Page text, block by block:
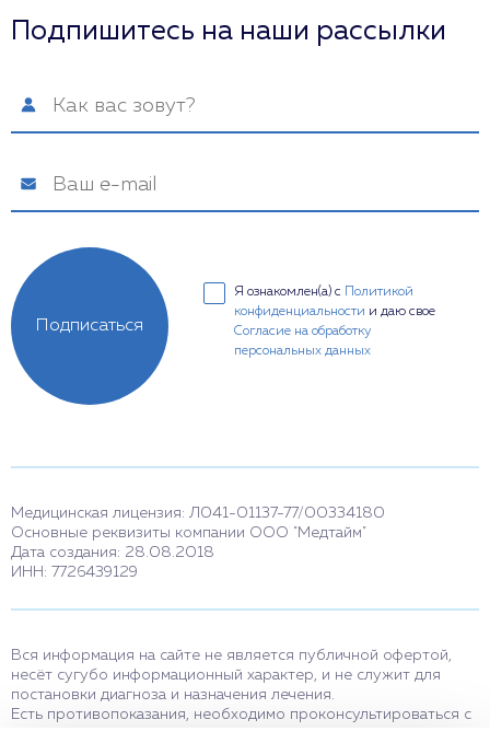
Подпишитесь на наши рассылки
Я ознакомлен(а) с
Политикой
конфиденциальности и даю свое
Согласие на обработку
персональных данных
Подписаться
Медицинская лицензия: Л041-01137-77/00334180
Основные реквизиты компании ООО "Медтайм"
Дата создания: 28.08.2018
ИНН: 7726439129
Вся информация на сайте не является публичной офертой,
несёт сугубо информационный характер, и не служит для
постановки диагноза и назначения лечения.
Есть противопоказания, необходимо проконсультироваться с